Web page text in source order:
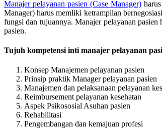
Manajer pelayanan pasien (Case Manager)
Manager) harus memliki ketrampilan
fungsi dan tujuannya. Manajer pelayanan
pasien.
Tujuh kompetensi inti manajer pelayanan
Konsep Manajemen pelayanan pasien
Prinsip praktik Manager pelayanan pasien
Manajemen dan pelaksanaan pelayanan
Reimbursement pelayanan kesehatan
Aspek Psikososial Asuhan pasien
Rehabilitasi
Pengembangan dan kemajuan profesi